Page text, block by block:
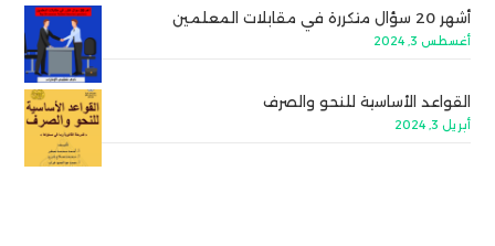
أشهر 20 سؤال متكررة في مقابلات المعلمين
أغسطس 3, 2024
القواعد الأساسية للنحو والصرف
أبريل 3, 2024